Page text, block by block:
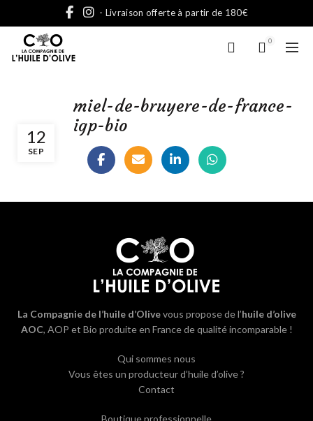
- Livraison offerte à partir de 180€
0
12
SEP
miel-de-bruyere-de-france-
igp-bio
La Compagnie de l’huile d’Olivevous propose de l’huile d’olive
AOC, AOP et Bio produite en France de qualité incomparable !
Qui sommes nous
Vous êtes un producteur d’huile d’olive ?
Contact
Boutique professionnelle